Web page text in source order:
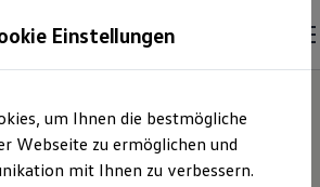
entdecken
und Oldtimer
Einstellungen
um Ihnen die bestmögliche
Webseite zu ermöglichen und
mit Ihnen zu verbessern.